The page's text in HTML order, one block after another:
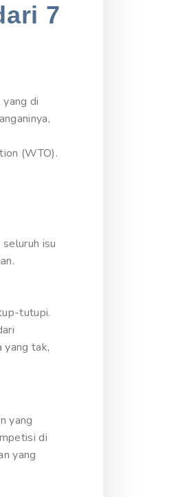
7
di
(WTO).
isu
tutupi.
yang tak,
yang
di
yang